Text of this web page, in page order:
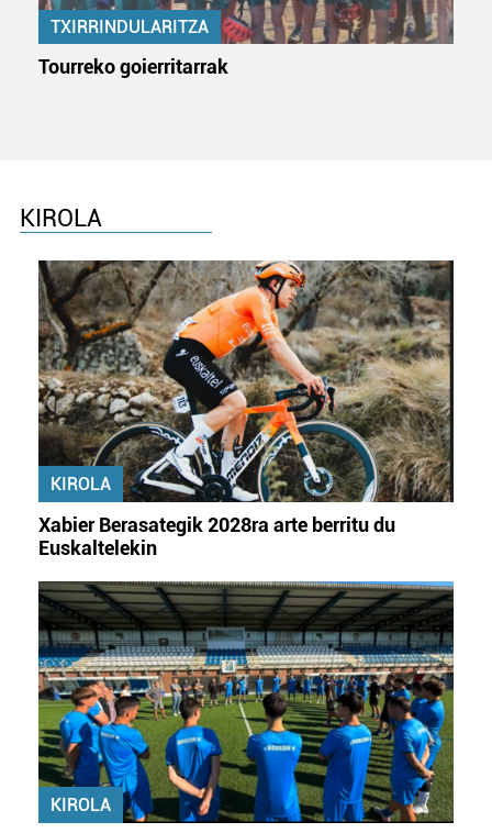
TXIRRINDULARITZA
Tourreko goierritarrak
KIROLA
KIROLA
Xabier Berasategik 2028ra arte berritu du
Euskaltelekin
KIROLA